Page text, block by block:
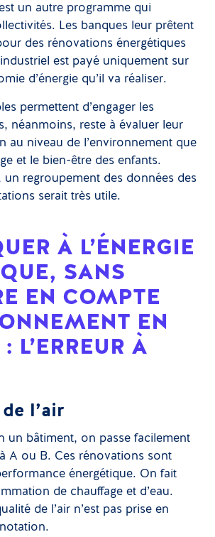
un autre programme qui
Les banques leur prêtent
des rénovations énergétiques
est payé uniquement sur
d’énergie qu’il va réaliser.
permettent d’engager les
néanmoins, reste à évaluer leur
au niveau de l’environnement que
et le bien-être des enfants.
un regroupement des données des
serait très utile.
À L’ÉNERGIE
SANS
EN COMPTE
EN
L’ERREUR À
l’air
un bâtiment, on passe facilement
A ou B. Ces rénovations sont
énergétique. On fait
de chauffage et d’eau.
de l’air n’est pas prise en